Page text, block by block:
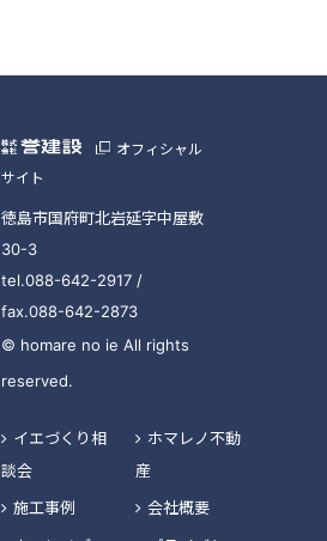
オフィシャル
サイト
徳島市国府町北岩延字中屋敷
30-3
tel.088-642-2917 /
fax.088-642-2873
© homare no ie All rights
reserved.
イエづくり相
談会
施工事例
ホマレノ不動
産
会社概要